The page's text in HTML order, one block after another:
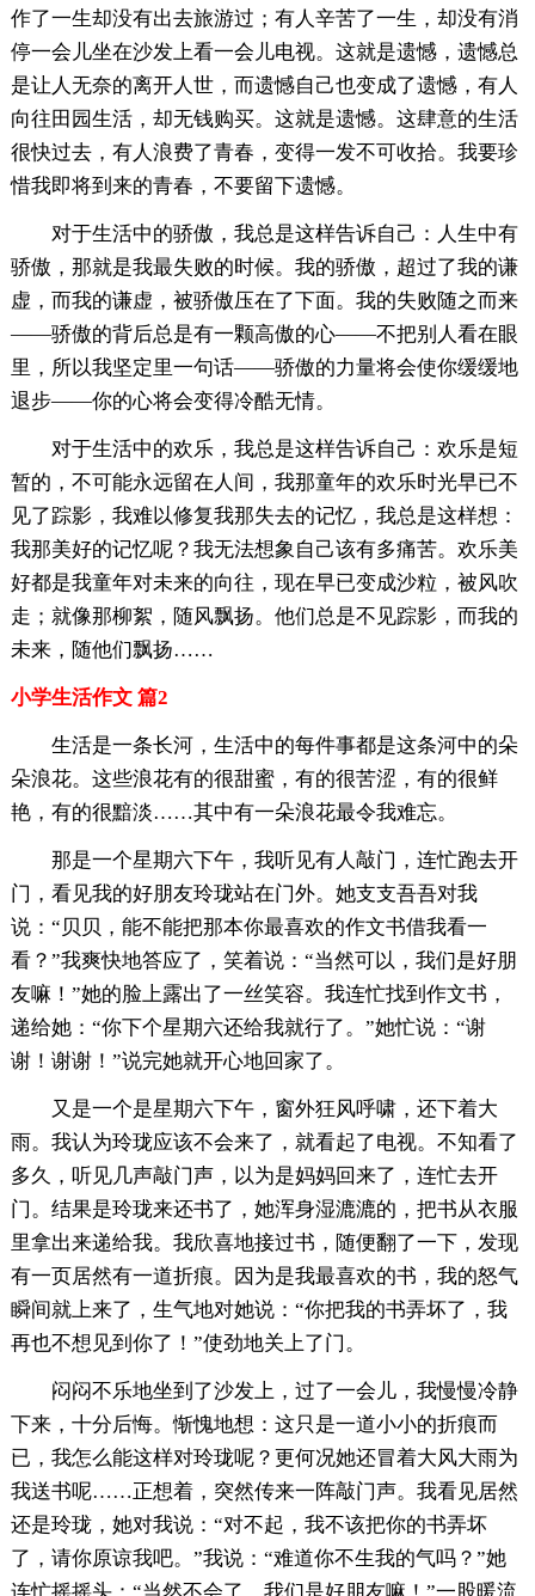
作了一生却没有出去旅游过；有人辛苦了一生，却没有消
停一会儿坐在沙发上看一会儿电视。这就是遗憾，遗憾总
是让人无奈的离开人世，而遗憾自己也变成了遗憾，有人
向往田园生活，却无钱购买。这就是遗憾。这肆意的生活
很快过去，有人浪费了青春，变得一发不可收拾。我要珍
惜我即将到来的青春，不要留下遗憾。
对于生活中的骄傲，我总是这样告诉自己：人生中有
骄傲，那就是我最失败的时候。我的骄傲，超过了我的谦
虚，而我的谦虚，被骄傲压在了下面。我的失败随之而来
——骄傲的背后总是有一颗高傲的心——不把别人看在眼
里，所以我坚定里一句话——骄傲的力量将会使你缓缓地
退步——你的心将会变得冷酷无情。
对于生活中的欢乐，我总是这样告诉自己：欢乐是短
暂的，不可能永远留在人间，我那童年的欢乐时光早已不
见了踪影，我难以修复我那失去的记忆，我总是这样想：
我那美好的记忆呢？我无法想象自己该有多痛苦。欢乐美
好都是我童年对未来的向往，现在早已变成沙粒，被风吹
走；就像那柳絮，随风飘扬。他们总是不见踪影，而我的
未来，随他们飘扬……
小学生活作文 篇2
生活是一条长河，生活中的每件事都是这条河中的朵
朵浪花。这些浪花有的很甜蜜，有的很苦涩，有的很鲜
艳，有的很黯淡……其中有一朵浪花最令我难忘。
那是一个星期六下午，我听见有人敲门，连忙跑去开
门，看见我的好朋友玲珑站在门外。她支支吾吾对我
说：“贝贝，能不能把那本你最喜欢的作文书借我看一
看？”我爽快地答应了，笑着说：“当然可以，我们是好朋
友嘛！”她的脸上露出了一丝笑容。我连忙找到作文书，
递给她：“你下个星期六还给我就行了。”她忙说：“谢
谢！谢谢！”说完她就开心地回家了。
又是一个是星期六下午，窗外狂风呼啸，还下着大
雨。我认为玲珑应该不会来了，就看起了电视。不知看了
多久，听见几声敲门声，以为是妈妈回来了，连忙去开
门。结果是玲珑来还书了，她浑身湿漉漉的，把书从衣服
里拿出来递给我。我欣喜地接过书，随便翻了一下，发现
有一页居然有一道折痕。因为是我最喜欢的书，我的怒气
瞬间就上来了，生气地对她说：“你把我的书弄坏了，我
再也不想见到你了！”使劲地关上了门。
闷闷不乐地坐到了沙发上，过了一会儿，我慢慢冷静
下来，十分后悔。惭愧地想：这只是一道小小的折痕而
已，我怎么能这样对玲珑呢？更何况她还冒着大风大雨为
我送书呢……正想着，突然传来一阵敲门声。我看见居然
还是玲珑，她对我说：“对不起，我不该把你的书弄坏
了，请你原谅我吧。”我说：“难道你不生我的气吗？”她